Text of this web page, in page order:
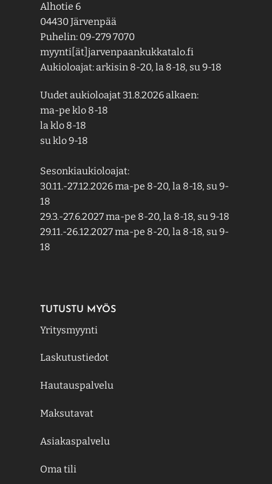
Alhotie 6
04430 Järvenpää
Puhelin: 09-279 7070
myynti[ät]jarvenpaankukkatalo.fi
Aukioloajat: arkisin 8-20, la 8-18, su 9-18
Uudet aukioloajat 31.8.2026 alkaen:
ma-pe klo 8-18
la klo 8-18
su klo 9-18
Sesonkiaukioloajat:
30.11.-27.12.2026 ma-pe 8-20, la 8-18, su 9-
18
29.3.-27.6.2027 ma-pe 8-20, la 8-18, su 9-18
29.11.-26.12.2027 ma-pe 8-20, la 8-18, su 9-
18
TUTUSTU MYÖS
Yritysmyynti
Laskutustiedot
Hautauspalvelu
Maksutavat
Asiakaspalvelu
Oma tili